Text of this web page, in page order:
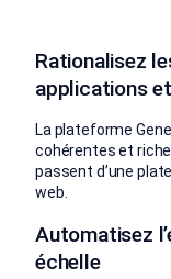
Rationalisez
applications
La plateforme
cohérentes et
passent d’une
web.
Automatisez
échelle